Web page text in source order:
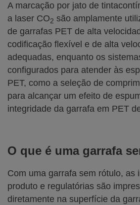
A marcação por jato de
a laser CO2 são amplamente
de garrafas PET de alta
codificação flexível e de alta
adequadas, enquanto os
configurados para atender às
PET, como a seleção de
para alcançar um efeito de
integridade da garrafa em PET
O que é uma garrafa
Com uma garrafa sem rótulo, as
produto e regulatórias são
diretamente na superfície da